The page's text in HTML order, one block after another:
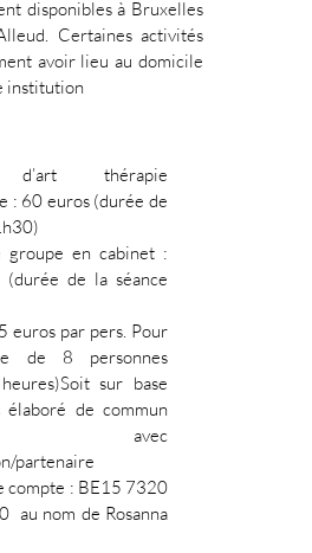
disponibles à Bruxelles
Certaines activités
avoir lieu au domicile
institution
d’art thérapie
: 60 euros (durée de
groupe en cabinet :
de la séance
euros par pers. Pour
de 8 personnes
sur base
élaboré de commun
avec
partenaire
compte : BE15 7320
au nom de Rosanna